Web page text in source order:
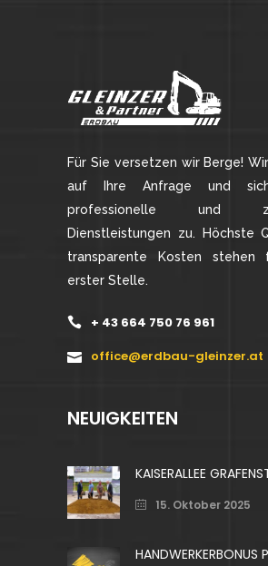
Für Sie versetzen wir Berge!
auf Ihre Anfrage und
professionelle und
Dienstleistungen zu. Höchste
transparente Kosten stehen
erster Stelle.
+ 43 664 750 76 961
office@erdbau-gleinzer.at
NEUIGKEITEN
KAISERALLEE
15. Oktober 2025
HANDWERKERBONUS